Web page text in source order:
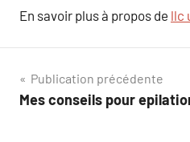
En savoir plus à propos de llc
Navigation
de
Publication précédente
Mes conseils pour